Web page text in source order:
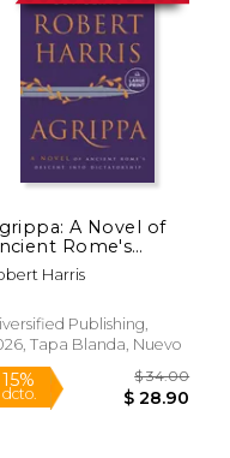
A Novel of
Rome's
into
(en
Harris
Publishing,
Tapa Blanda, Nuevo